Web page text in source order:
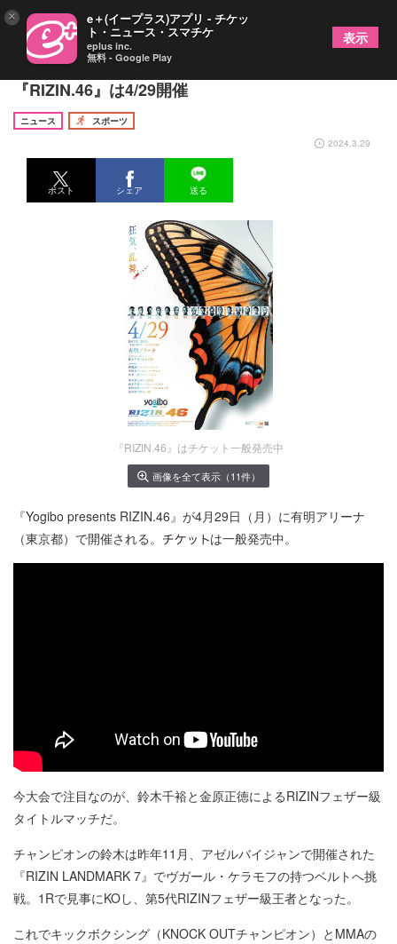
鈴木千裕と金原正徳がタイトルマッチ！
『RIZIN.46』は4/29開催
ニュース
スポーツ
2024.3.29
ポスト シェア 送る
『RIZIN.46』はチケット一般発売中
画像を全て表示（11件）
『Yogibo presents RIZIN.46』が4月29日（月）に有明アリーナ
（東京都）で開催される。
は一般発売中。
今大会で注目なのが、鈴木千裕と金原正徳によるRIZINフェザー級
タイトルマッチだ。
チャンピオンの鈴木は昨年11月、アゼルバイジャンで開催された
『RIZIN LANDMARK 7』でヴガール・ケラモフの持つベルトへ挑
戦。1Rで見事にKOし、第5代RIZINフェザー級王者となった。
これでキックボクシング（KNOCK OUTチャンピオン）とMMAの
× e＋(イープラス)アプリ - チケッ
ト・ニュース・スマチケ
eplus inc.
無料 - Google Play
表示